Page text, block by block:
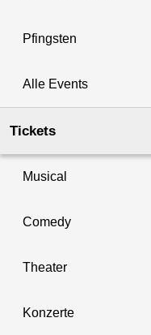
Pfingsten
Alle Events
Tickets
Musical
Comedy
Theater
Konzerte